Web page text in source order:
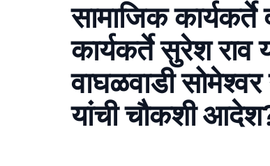
सामाजिक कार्यकर्ते
कार्यकर्ते सुरेश राव
वाघळवाडी
यांची चौकशी